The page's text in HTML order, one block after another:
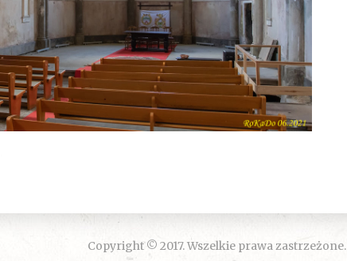
Copyright © 2017. Wszelkie prawa zastrzeżone.